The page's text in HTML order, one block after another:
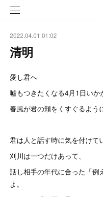
2022.04.01 01:02
清明
愛し君へ
嘘もつきたくなる4月1日いか
春風が君の頬をくすぐるよう
君は人と話す時に気を付けて
刈川は一つだけあって、
話し相手の年代に合った「例
よ。